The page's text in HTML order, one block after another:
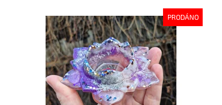
PRODÁNO
Dostupnost:
Vyprodáno
10016